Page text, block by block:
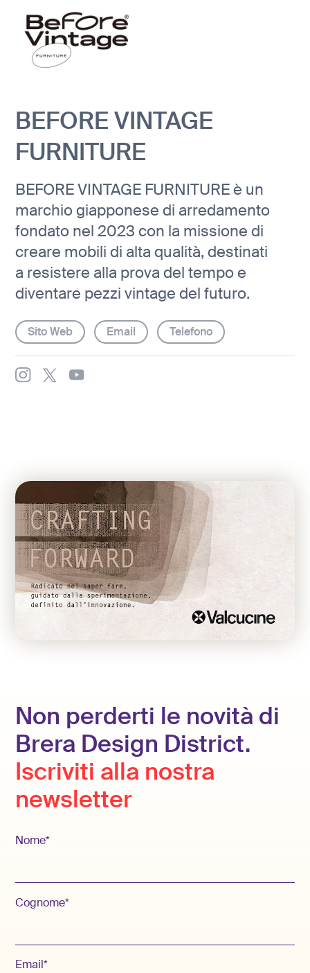
BEFORE VINTAGE
FURNITURE
BEFORE VINTAGE FURNITURE è un
marchio giapponese di arredamento
fondato nel 2023 con la missione di
creare mobili di alta qualità, destinati
a resistere alla prova del tempo e
diventare pezzi vintage del futuro.
Sito Web Email Telefono
Non perderti le novità di
Brera Design District.
Iscriviti alla nostra
newsletter
Nome*
Cognome*
Email*